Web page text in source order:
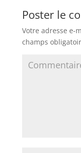
Poster le
Votre adresse e-
champs